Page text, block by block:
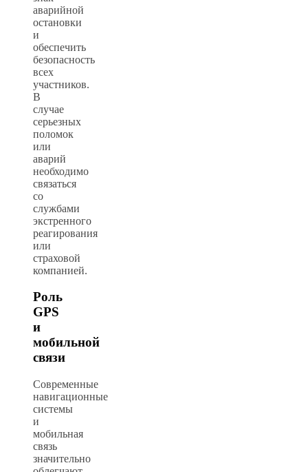
аварийной
остановки
и
обеспечить
безопасность
всех
участников.
В
случае
серьезных
поломок
или
аварий
необходимо
связаться
со
службами
экстренного
реагирования
или
страховой
компанией.
Роль
GPS
и
мобильной
связи
Современные
навигационные
системы
и
мобильная
связь
значительно